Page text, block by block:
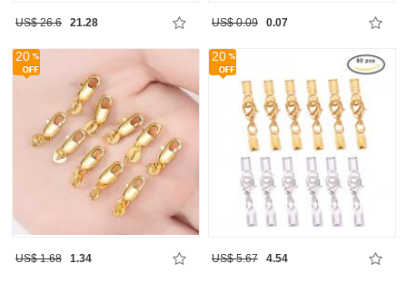
US$ 26.6 21.28 US$ 0.09 0.07
20
US$ 1.68 1.34
20
US$ 5.67 4.54